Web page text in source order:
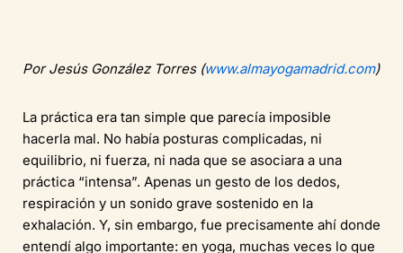
Por Jesús González Torres (www.almayogamadrid.com)
La práctica era tan simple que parecía imposible
hacerla mal. No había posturas complicadas, ni
equilibrio, ni fuerza, ni nada que se asociara a una
práctica “intensa”. Apenas un gesto de los dedos,
respiración y un sonido grave sostenido en la
exhalación. Y, sin embargo, fue precisamente ahí donde
entendí algo importante: en yoga, muchas veces lo que